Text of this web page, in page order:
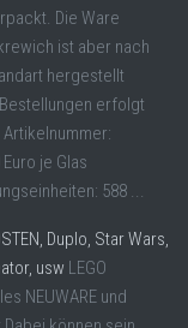
Die Ware
ist aber nach
hergestellt
erfolgt
je Glas
588 ...
Duplo, Star Wars,
usw LEGO
NEUWARE und